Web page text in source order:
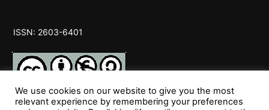
ISSN: 2603-6401
We use cookies on our website to give you the most
relevant experience by remembering your preferences